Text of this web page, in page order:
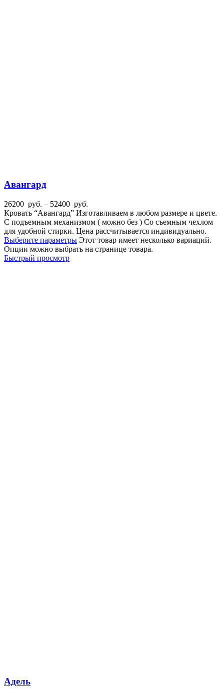
Авангард
26200 руб. – 52400 руб.
Кровать “Авангард” Изготавливаем в любом размере и цвете.
С подъемным механизмом ( можно без ) Со съемным чехлом
для удобной стирки. Цена рассчитывается индивидуально.
Выберите параметры Этот товар имеет несколько вариаций.
Опции можно выбрать на странице товара.
Быстрый просмотр
Адель